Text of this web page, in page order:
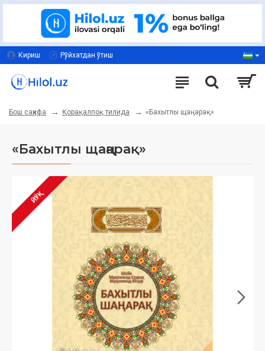
Кириш Рўйхатдан ўтиш
Бош саҳифа Қорақалпоқ тилида «Бахытлы щаңарақ»
«Бахытлы щаңарақ»
ЙЎҚ